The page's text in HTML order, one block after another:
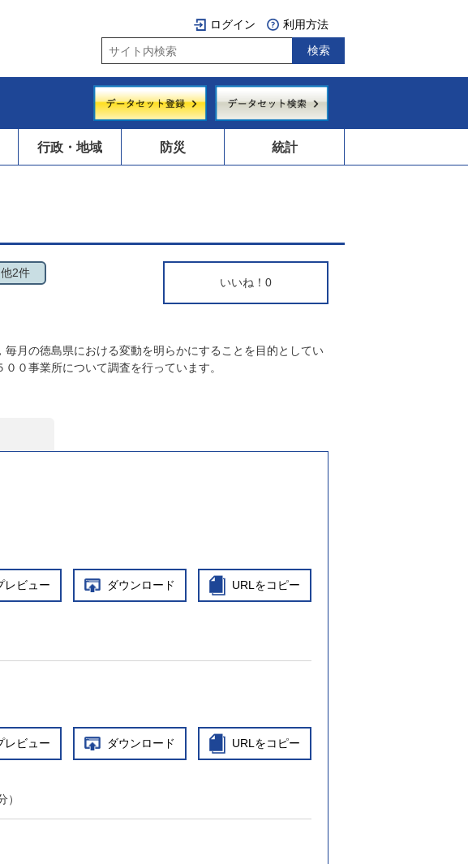
ログイン 利用方法
行政・地域 防災 統計
いいね！ 0
他2件
月の徳島県における変動を明らかにすることを目的としてい
０事業所について調査を行っています。
レビュー ダウンロード URLをコピー
レビュー ダウンロード URLをコピー